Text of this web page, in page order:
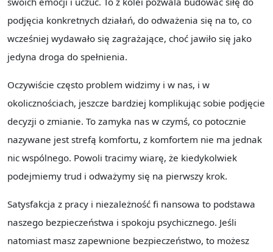
podjęcia konkretnych działań, do odważenia się na to, co
wcześniej wydawało się zagrażające, choć jawiło się jako
jedyna droga do spełnienia.
Oczywiście często problem widzimy i w nas, i w
okolicznościach, jeszcze bardziej komplikując sobie podjęcie
decyzji o zmianie. To zamyka nas w czymś, co potocznie
nazywane jest strefą komfortu, z komfortem nie ma jednak
nic wspólnego. Powoli tracimy wiarę, że kiedykolwiek
podejmiemy trud i odważymy się na pierwszy krok.
Satysfakcja z pracy i niezależność fi nansowa to podstawa
naszego bezpieczeństwa i spokoju psychicznego. Jeśli
natomiast masz zapewnione bezpieczeństwo, to możesz